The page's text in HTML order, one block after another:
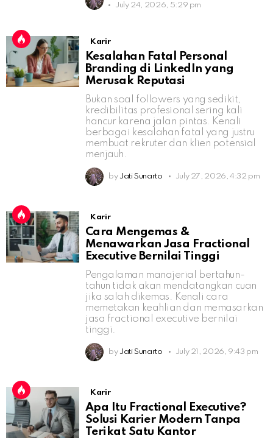
July 24, 2026, 5:29 pm
Karir
Kesalahan Fatal Personal
Branding di LinkedIn yang
Merusak Reputasi
Bukan soal followers yang sedikit,
kredibilitas profesional sering kali
hancur karena jalan pintas. Kenali
berbagai kesalahan fatal yang justru
membuat rekruter dan klien potensial
menjauh.
by Jati Sunarto July 27, 2026, 4:32 pm
Karir
Cara Mengemas &
Menawarkan Jasa Fractional
Executive Bernilai Tinggi
Pengalaman manajerial bertahun-
tahun tidak akan mendatangkan cuan
jika salah dikemas. Kenali cara
memetakan keahlian dan memasarkan
jasa fractional executive bernilai
tinggi.
by Jati Sunarto July 21, 2026, 9:43 pm
Karir
Apa Itu Fractional Executive?
Solusi Karier Modern Tanpa
Terikat Satu Kantor